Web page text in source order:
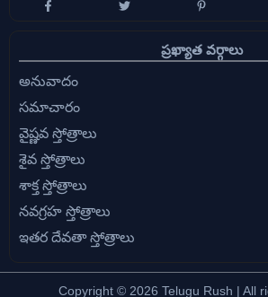
ప్రఖ్యాత వర్గాలు
అనువాదం
సమాచారం
వైష్ణవ స్తోత్రాలు
శైవ స్తోత్రాలు
శాక్త స్తోత్రాలు
నవగ్రహ స్తోత్రాలు
ఇతర దేవతా స్తోత్రాలు
Copyright © 2026 Telugu Rush | All